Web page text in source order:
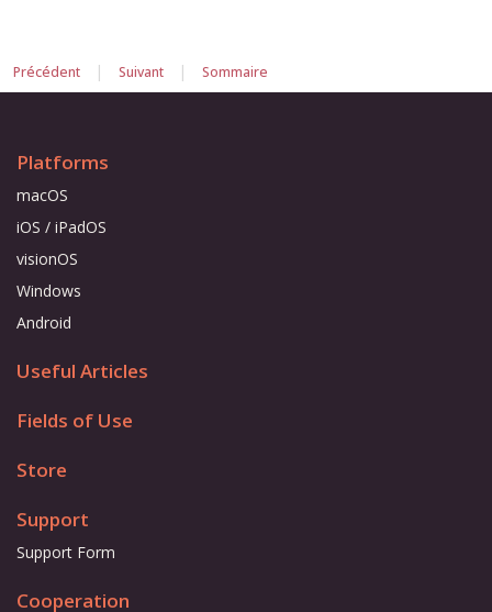
Précédent | Suivant | Sommaire
Platforms
macOS
iOS / iPadOS
visionOS
Windows
Android
Useful Articles
Fields of Use
Store
Support
Support Form
Cooperation